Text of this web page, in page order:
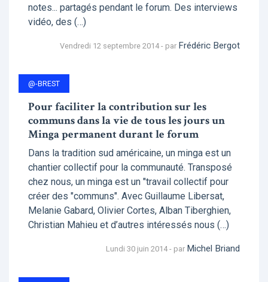
notes... partagés pendant le forum. Des interviews
vidéo, des (…)
Vendredi 12 septembre 2014 - par Frédéric Bergot
@-BREST
Pour faciliter la contribution sur les
communs dans la vie de tous les jours un
Minga permanent durant le forum
Dans la tradition sud américaine, un minga est un
chantier collectif pour la communauté. Transposé
chez nous, un minga est un "travail collectif pour
créer des "communs". Avec Guillaume Libersat,
Melanie Gabard, Olivier Cortes, Alban Tiberghien,
Christian Mahieu et d’autres intéressés nous (…)
Lundi 30 juin 2014 - par Michel Briand